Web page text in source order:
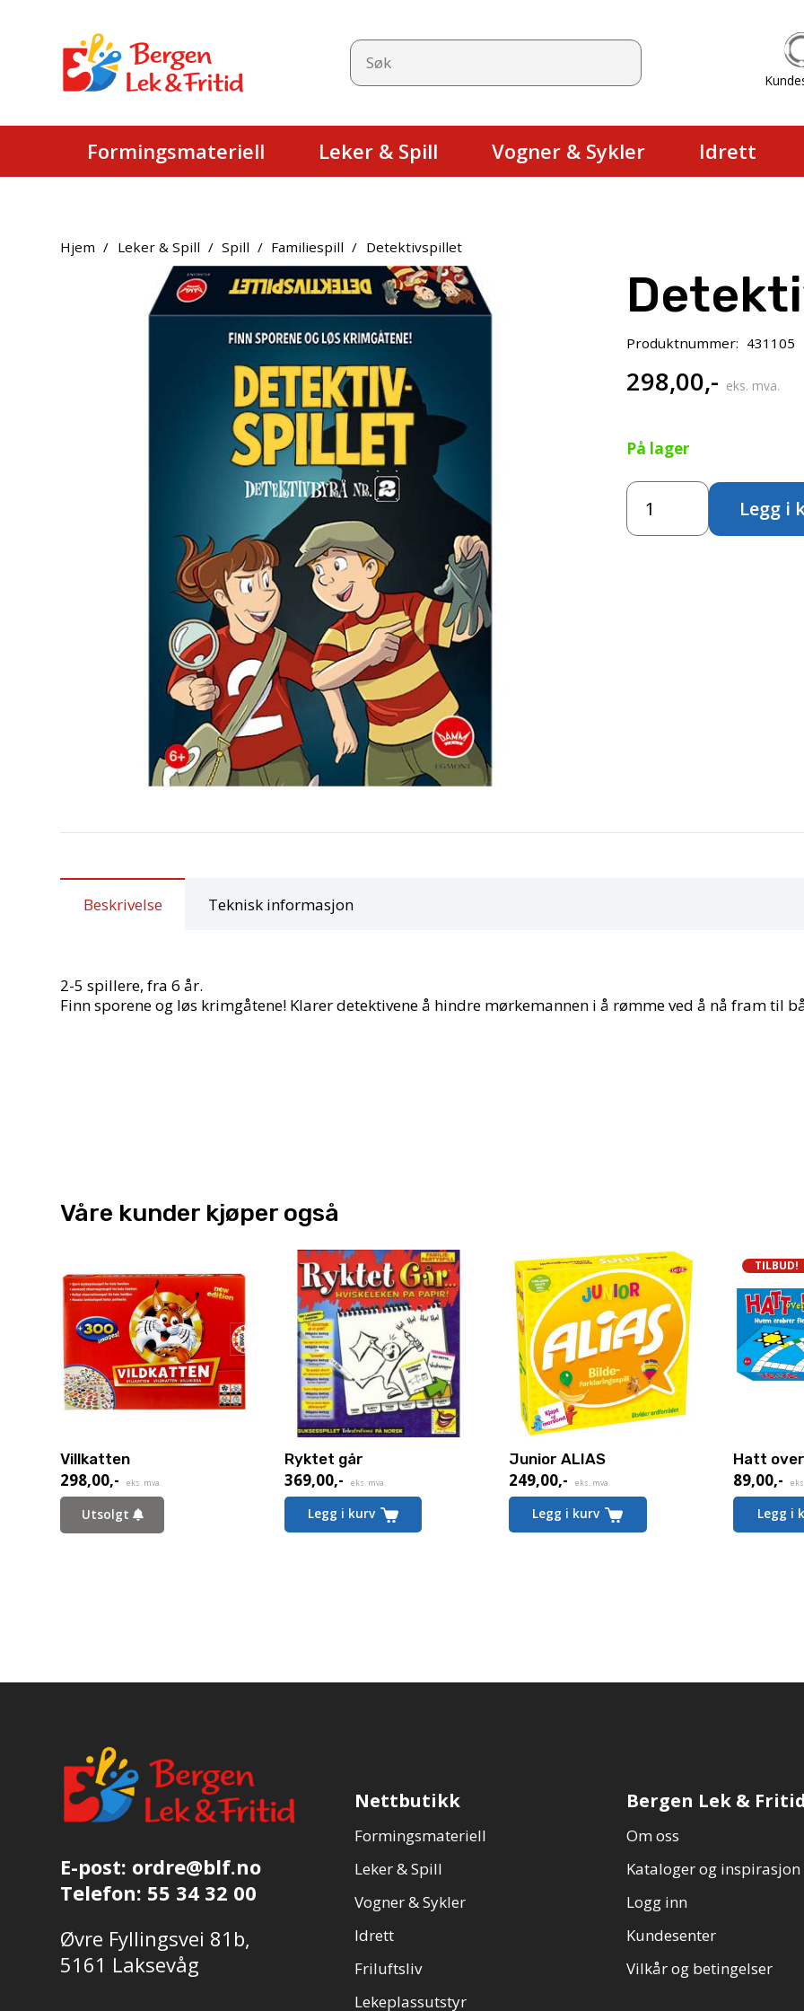
Formingsmateriell Leker & Spill Vogner & Sykler Idrett
Hjem / Leker & Spill / Spill / Familiespill / Detektivspillet
Produktnummer: 431105
298,00,- eks. mva.
På lager
Detektivspillet
antall
Legg i
Beskrivelse Teknisk informasjon
2-5 spillere, fra 6 år.
Finn sporene og løs krimgåtene! Klarer detektivene å hindre mørkemannen i å rømme ved å nå fram til
Våre kunder kjøper også
Villkatten
298,00,- eks. mva.
Utsolgt
Ryktet går
369,00,- eks. mva.
Legg i kurv
Junior ALIAS
249,00,- eks. mva.
Legg i kurv
TILBUD!
Hatt
89,00,-
pris
Legg i
E-post: ordre@blf.no
Telefon: 55 34 32 00
Øvre Fyllingsvei 81b,
5161 Laksevåg
Nettbutikk
Formingsmateriell
Leker & Spill
Vogner & Sykler
Idrett
Friluftsliv
Lekeplassutstyr
Bergen Lek &
Om oss
Kataloger og inspirasjon
Logg inn
Kundesenter
Vilkår og betingelser